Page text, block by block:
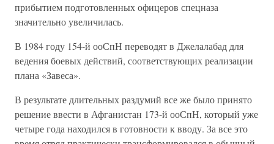
прибытием подготовленных офицеров спецназа
значительно увеличилась.
В 1984 году 154-й ооСпН переводят в Джелалабад для
ведения боевых действий, соответствующих реализации
плана «Завеса».
В результате длительных раздумий все же было принято
решение ввести в Афганистан 173-й ооСпН, который уже
четыре года находился в готовности к вводу. За все это